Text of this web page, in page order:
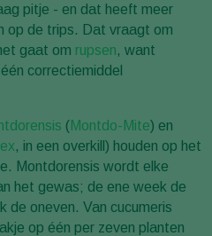
pitje - en dat heeft meer
op de trips. Dat vraagt om
gaat om rupsen, want
correctiemiddel
(Montdo-Mite) en
, in een overkill) houden op het
Montdorensis wordt elke
het gewas; de ene week de
de oneven. Van cucumeris
op één per zeven planten